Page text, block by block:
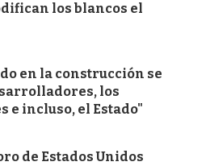
los blancos el
en la construcción se
los
e incluso, el Estado"
de Estados Unidos